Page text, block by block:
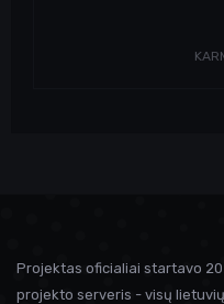
Projektas oficialiai startavo
projekto serveris - visų